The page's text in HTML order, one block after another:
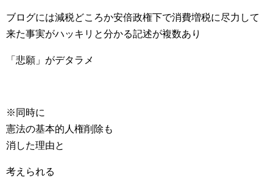
ブログには減税どころか安倍政権下で消費増税に尽力して
来た事実がハッキリと分かる記述が複数あり
「悲願」がデタラメ
※同時に
憲法の基本的人権削除も
消した理由と
考えられる